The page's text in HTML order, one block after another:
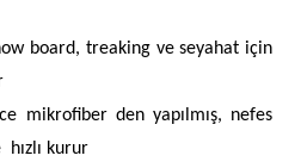
board, treaking ve seyahat için
mikrofiber den yapılmış, nefes
kurur